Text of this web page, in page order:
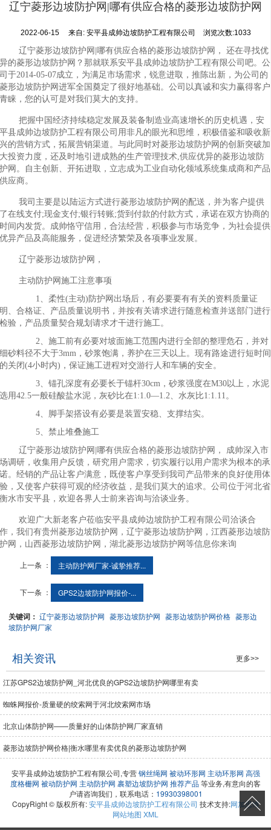
辽宁菱形边坡防护网|哪有供应合格的菱形边坡防护网
2022-06-15 来自: 安平县成帅边坡防护工程有限公司 浏览次数:1033
辽宁菱形边坡防护网|哪有供应合格的菱形边坡防护网， 还在寻找优
异的菱形边坡防护网？那就联系安平县成帅边坡防护工程有限公司吧。公
司于2014-05-07成立，为满足市场需求，锐意进取，推陈出新，为公司的
菱形边坡防护网进军全国奠定了很好地基础。公司以真诚和实力赢得客户
青睐，您的认可是对我们莫大的支持。
把握中国经济持续稳定发展及装备制造业高速增长的历史机遇，安
平县成帅边坡防护工程有限公司用非凡的眼光和思维，积极借鉴和吸收新
兴的营销方式，拓展营销渠道。与此同时对菱形边坡防护网的创新突破加
大投资力度，还及时地引进成熟的生产管理技术,供应优异的菱形边坡防
护网。自主创新、开拓进取，立志成为工业自动化领域系统集成商和产品
供应商。
我司主要是以陆运方式进行菱形边坡防护网的配送，并为客户提供
了在线支付;现金支付;银行转账;货到付款的付款方式，承诺在双方协商的
时间内发货。成帅恪守信用，合法经营，积极参与市场竞争，为社会提供
优异产品及高能服务，促进经济繁荣及各项事业发展。
辽宁菱形边坡防护网，
主动防护网施工注意事项
1、柔性(主动)防护网出场后，有必要要有有关的资料质量证
明、合格证、产品质量说明书，并按有关请求进行随意检查并送部门进行
检验，产品质量契合规划请求才干进行施工。
2、施工前有必要对坡面施工范围内进行全部的整理危石，并对
细砂料径不大于3mm，砂浆饱满，养护在三天以上。现有路途进行短时间
的关闭(4小时内)，保证施工进程对交游行人和车辆的安全。
3、锚孔深度有必要长于锚杆30cm，砂浆强度在M30以上，水泥
选用42.5一般硅酸盐水泥，灰砂比在1:1.0—1.2、水灰比1:1.11。
4、脚手架搭设有必要是装置安稳、支撑结实。
5、禁止堆叠施工
辽宁菱形边坡防护网|哪有供应合格的菱形边坡防护网， 成帅深入市
场调研，收集用户反馈，研究用户需求，切实履行以用户需求为根本的承
诺。经销的产品让客户满意，既使客户享受到我司产品带来的良好使用体
验，又使客户获得可观的经济收益，是我们莫大的追求。公司位于河北省
衡水市安平县，欢迎各界人士前来咨询与洽谈业务。
欢迎广大新老客户莅临安平县成帅边坡防护工程有限公司洽谈合
作，我们有贵州菱形边坡防护网，辽宁菱形边坡防护网，江西菱形边坡防
护网，山西菱形边坡防护网，湖北菱形边坡防护网等信息你来询
上一条 ： 主动防护网厂家-诚挚推荐...
下一条 ： GPS2边坡防护网报价-...
关键词：辽宁菱形边坡防护网 菱形边坡防护网 菱形边坡防护网价格 菱形边
坡防护网厂家
相关资讯 更多>>
江苏GPS2边坡防护网_河北优良的GPS2边坡防护网哪里有卖
蜘蛛网报价-质量硬的绞索网于河北绞索网市场
北京山体防护网——质量好的山体防护网厂家直销
菱形边坡防护网价格|衡水哪里有卖优良的菱形边坡防护网
安平县成帅边坡防护工程有限公司,专营钢丝绳网 被动环形网 主动环形网 高强
度格栅网 被动防护网 主动防护网 裹塑边坡防护网 推荐产品等业务,有意向的客
户请咨询我们，联系电话： 19930398001
CopyRight © 版权所有:安平县成帅边坡防护工程有限公司 技术支持:网加思维
网站地图 XML